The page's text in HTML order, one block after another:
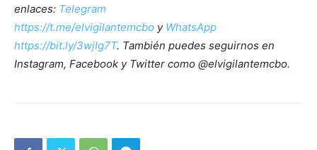
enlaces: Telegram
https://t.me/elvigilantemcbo y WhatsApp
https://bit.ly/3wjIg7T. También puedes seguirnos en
Instagram, Facebook y Twitter como @elvigilantemcbo.